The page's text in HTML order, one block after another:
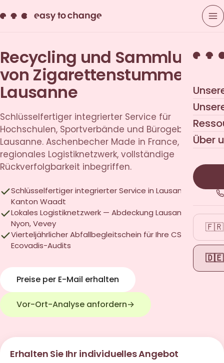
Über
🇫🇷
🇩🇪
Recycling und Sammlung
von Zigarettenstummeln in
Lausanne
Schlüsselfertiger integrierter Service für
Hochschulen, Sportverbände und Bürogebäude in
Lausanne. Aschenbecher Made in France,
regionales Logistiknetzwerk, vollständige
Rückverfolgbarkeit inbegriffen.
Schlüsselfertiger integrierter Service in Lausanne und in
Kanton Waadt
Lokales Logistiknetzwerk — Abdeckung Lausanne, Renens,
Nyon, Vevey
Vierteljährlicher Abfallbegleitschein für Ihre CSRD- und
Ecovadis-Audits
Preise per E-Mail erhalten
Vor-Ort-Analyse anfordern→
Erhalten Sie Ihr individuelles Angebot